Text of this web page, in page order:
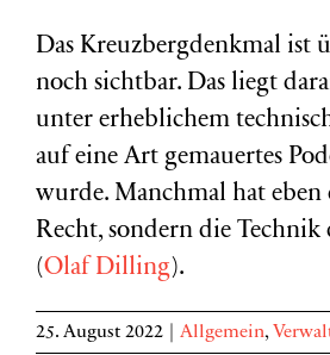
Das Kreuzbergdenkmal ist
noch sichtbar. Das liegt
unter erheblichem
auf eine Art gemauertes
wurde. Manchmal hat eben
Recht, sondern die Technik
(Olaf Dilling).
25. August 2022 Allgemein,